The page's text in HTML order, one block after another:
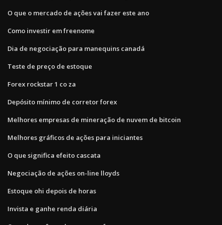
O que o mercado de ações vai fazer este ano
Como investir em freenome
Dia de negociação para manequins canadá
Teste de preço de estoque
Forex rockstar 1 co za
Depósito mínimo de corretor forex
Melhores empresas de mineração de nuvem de bitcoin
Melhores gráficos de ações para iniciantes
O que significa efeito cascata
Negociação de ações on-line lloyds
Estoque ohi depois de horas
Invista e ganhe renda diária